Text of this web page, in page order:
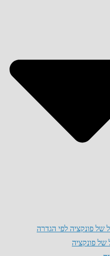
של פונקציה לפי הגדרה
של פונקציה